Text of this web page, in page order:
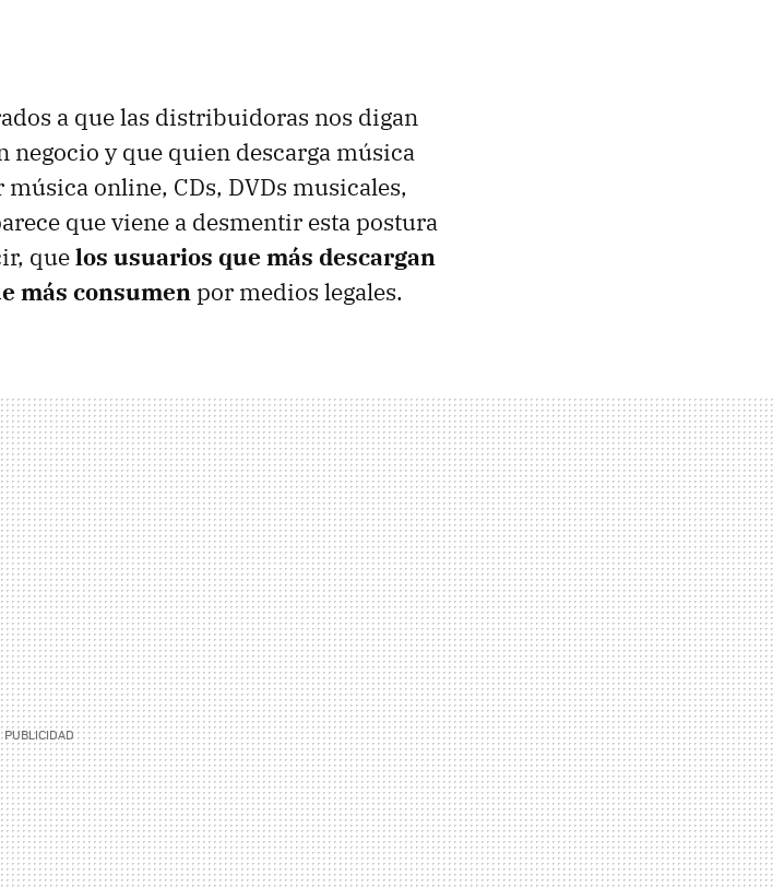
a que las distribuidoras nos digan
negocio y que quien descarga música
online, CDs, DVDs musicales,
que viene a desmentir esta postura
quelos usuarios que más descargan
más consumenpor medios legales.